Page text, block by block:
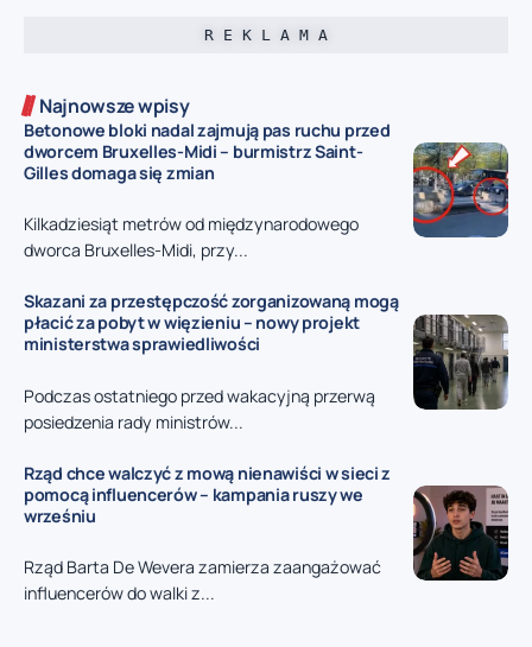
R E K L A M A
Najnowsze wpisy
Betonowe bloki nadal zajmują pas ruchu przed
dworcem Bruxelles-Midi – burmistrz Saint-
Gilles domaga się zmian
Kilkadziesiąt metrów od międzynarodowego
dworca Bruxelles-Midi, przy...
Skazani za przestępczość zorganizowaną mogą
płacić za pobyt w więzieniu – nowy projekt
ministerstwa sprawiedliwości
Podczas ostatniego przed wakacyjną przerwą
posiedzenia rady ministrów...
Rząd chce walczyć z mową nienawiści w sieci z
pomocą influencerów – kampania ruszy we
wrześniu
Rząd Barta De Wevera zamierza zaangażować
influencerów do walki z...